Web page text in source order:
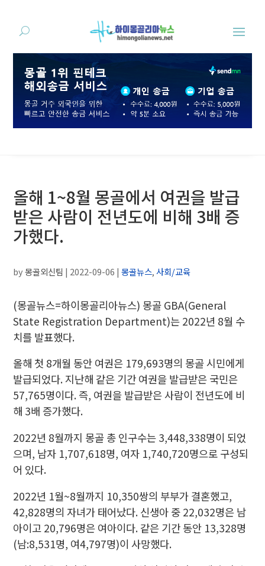
올해 1~8월 몽골에서 여권을 발급
받은 사람이 전년도에 비해 3배 증
가했다.
by몽골외신팀 | 2022-09-06 |몽골뉴스,사회/교육
(몽골뉴스=하이몽골리아뉴스) 몽골 GBA(General
State Registration Department)는 2022년 8월 수
치를 발표했다.
올해 첫 8개월 동안 여권은 179,693명의 몽골 시민에게
발급되었다. 지난해 같은 기간 여권을 발급받은 국민은
57,765명이다. 즉, 여권을 발급받은 사람이 전년도에 비
해 3배 증가했다.
2022년 8월까지 몽골 총 인구수는 3,448,338명이 되었
으며, 남자 1,707,618명, 여자 1,740,720명으로 구성되
어 있다.
2022년 1월~8월까지 10,350쌍의 부부가 결혼했고,
42,828명의 자녀가 태어났다. 신생아 중 22,032명은 남
아이고 20,796명은 여아이다. 같은 기간 동안 13,328명
(남:8,531명, 여4,797명)이 사망했다.